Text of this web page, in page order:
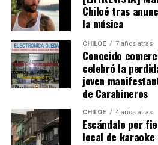
de Bienes Raíces, pero su
El Consejero Francisco Cárcamo
dictamen de Contraloría es una
muchas familias que desde hace
tramitando la regularización de
también tendrán que responder
como por ejemplo tener un
propiedad por más de 5 años.
Chiloé tras
la música
CHILOE 7 años atras
Conocido
celebró la
joven
de Carabineros
CHILOE 4 años atras
Escándalo por
local de karaoke